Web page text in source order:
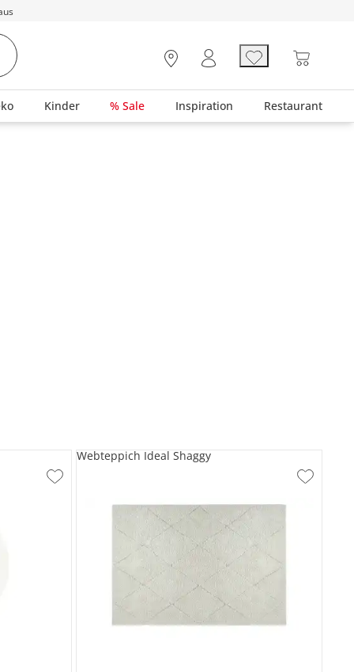
Kinder % Sale Inspiration Restaurant
Webteppich Ideal Shaggy